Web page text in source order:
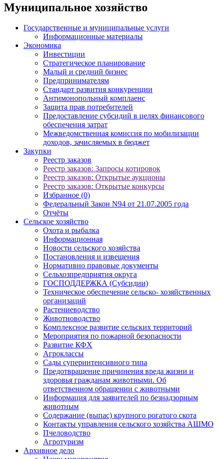
Муниципальное хозяйство
Государственные и муниципальные услуги
Информационные материалы
Экономика
Инвестиции
Стратегическое планирование
Малый и средний бизнес
Предпринимателям
Стандарт развития конкуренции
Антимонопольный комплаенс
Защита прав потребителей
Предоставление субсидий в целях финансового
обеспечения затрат
Межведомственная комиссия по мобилизации
доходов, зачисляемых в бюджет
Закупки
Реестр заказов
Реестр заказов: Запросы котировок
Реестр заказов: Открытые аукционы
Реестр заказов: Открытые конкурсы
Избранное (0)
Федеральный Закон N94 от 21.07.2005 года
Отчёты
Сельское хозяйство
Охота и рыбалка
Информационная
Новости сельского хозяйства
Постановления и извещения
Нормативно правовые документы
Сельхозпредприятия округа
ГОСПОДДЕРЖКА (Субсидии)
Техническое обеспечение сельско- хозяйственных
организаций
Растениеводство
Животноводство
Комплексное развитие сельских территорий
Мероприятия по пожарной безопасности
Развитие КФХ
Агроклассы
Сады суперинтенсивного типа
Предотвращение причинения вреда жизни и
здоровья гражданам животными. Об
ответственном обращении с животными
Информация для заявителей по безнадзорным
животным
Содержание (выпас) крупного рогатого скота
Контакты управления сельского хозяйства АШМО
Пчеловодство
Агротуризм
Архивное дело